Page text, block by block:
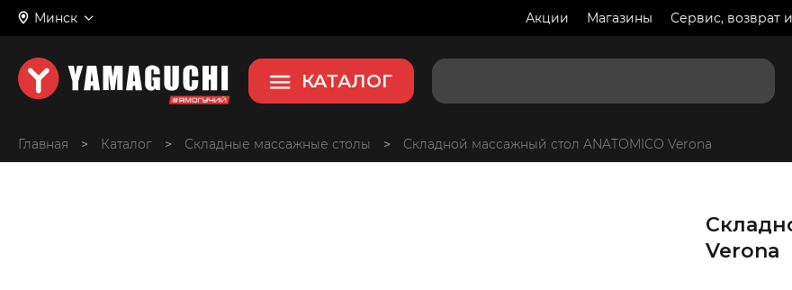
Минск Акции Магазины Сервис, возврат
КАТАЛОГ
Главная > > Складные массажные столы > Складной массажный стол ANATOMICO Verona
Verona